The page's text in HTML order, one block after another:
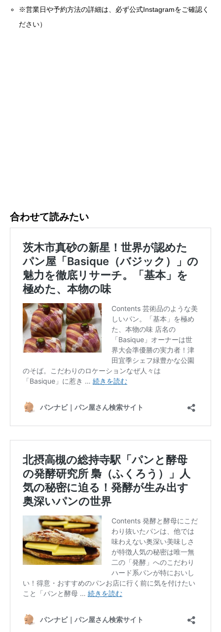
※営業日や予約方法の詳細は、必ず公式Instagramをご確認く
ださい）
合わせて読みたい